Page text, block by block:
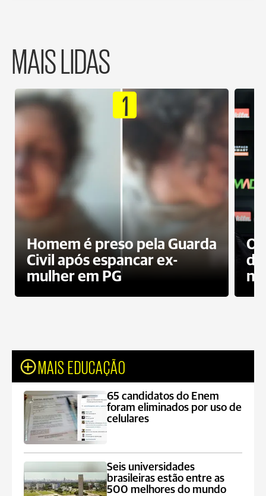
MAIS LIDAS
1
Homem é preso pela Guarda
Civil após espancar ex-
mulher em PG
do
MAIS EDUCAÇÃO
65 candidatos do Enem
foram eliminados por uso de
celulares
Seis universidades
brasileiras estão entre as
500 melhores do mundo